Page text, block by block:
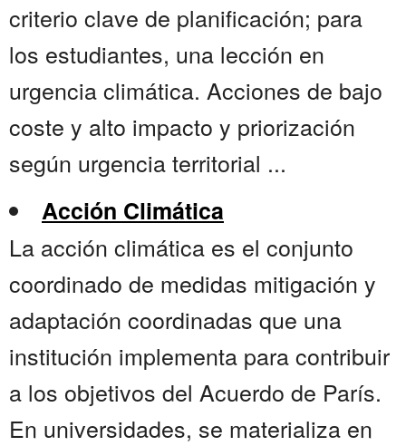
criterio clave de planificación; para
los estudiantes, una lección en
urgencia climática. Acciones de bajo
coste y alto impacto y priorización
según urgencia territorial ...
Acción Climática
La acción climática es el conjunto
coordinado de medidas mitigación y
adaptación coordinadas que una
institución implementa para contribuir
a los objetivos del Acuerdo de París.
En universidades, se materializa en